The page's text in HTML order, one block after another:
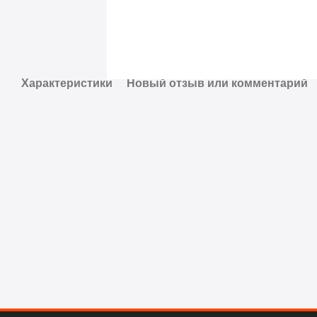
Характеристики Новый отзыв или комментарий